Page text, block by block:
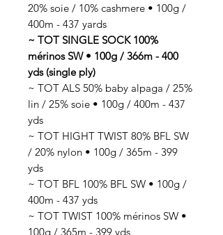
20% soie / 10% cashmere • 100g /
400m - 437 yards
~ TOT SINGLE SOCK 100%
mérinos SW • 100g / 366m - 400
yds (single ply)
~ TOT ALS 50% baby alpaga / 25%
lin / 25% soie • 100g / 400m - 437
yds
~ TOT HIGHT TWIST 80% BFL SW
/ 20% nylon • 100g / 365m - 399
yds
~ TOT BFL 100% BFL SW • 100g /
400m - 437 yds
~ TOT TWIST 100% mérinos SW •
100g / 365m - 399 yds